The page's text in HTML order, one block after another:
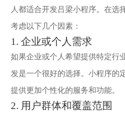
人都适合开发吕梁小程序。在选
考虑以下几个因素：
1. 企业或个人需求
如果企业或个人希望提供特定行
发是一个很好的选择。小程序的
提供更加个性化的服务和功能。
2. 用户群体和覆盖范围